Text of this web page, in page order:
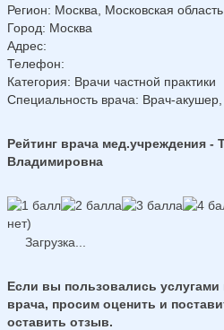
Регион: Москва, Московская область
Город: Москва
Адрес:
Телефон:
Категория: Врачи частной практики
Специальность врача: Врач-акушер,
Рейтинг врача мед.учреждения -
Владимировна
нет)
Загрузка...
Если вы пользовались услугами
врача, просим оценить и
оставить отзыв.